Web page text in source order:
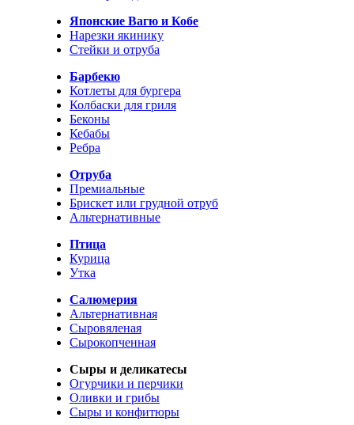
Японские Вагю и Кобе
Нарезки якинику
Стейки и отруба
Барбекю
Котлеты для бургера
Колбаски для гриля
Беконы
Кебабы
Ребра
Отруба
Премиальные
Брискет или грудной отруб
Альтернативные
Птица
Курица
Утка
Салюмерия
Альтернативная
Сыровяленая
Сырокопченная
Сыры и деликатесы
Огурчики и перчики
Оливки и грибы
Сыры и конфитюры